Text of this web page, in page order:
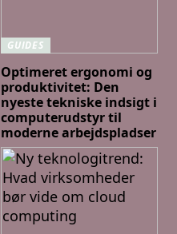
GUIDES
Optimeret ergonomi og
produktivitet: Den
nyeste tekniske indsigt i
computerudstyr til
moderne arbejdspladser